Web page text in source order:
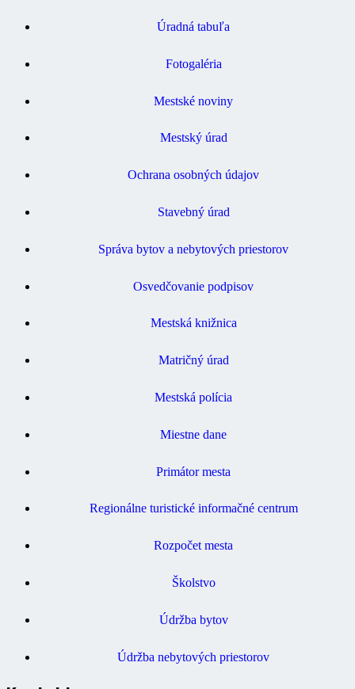
Úradná tabuľa
Fotogaléria
Mestské noviny
Mestský úrad
Ochrana osobných údajov
Stavebný úrad
Správa bytov a nebytových priestorov
Osvedčovanie podpisov
Mestská knižnica
Matričný úrad
Mestská polícia
Miestne dane
Primátor mesta
Regionálne turistické informačné centrum
Rozpočet mesta
Školstvo
Údržba bytov
Údržba nebytových priestorov